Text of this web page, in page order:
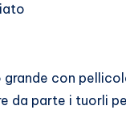
grande con
da parte i tuorli